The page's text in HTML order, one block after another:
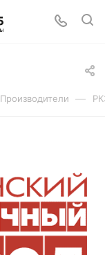
Производители —